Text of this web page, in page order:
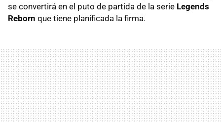
se convertirá en el puto de partida de la serie Legends
Reborn que tiene planificada la firma.